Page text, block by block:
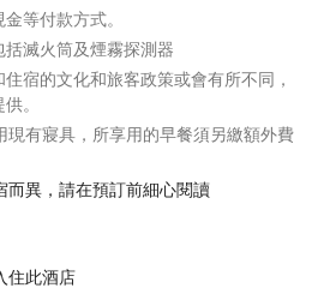
等付款方式。
滅火筒及煙霧探測器
宿的文化和旅客政策或會有所不同，
。
現有寢具，所享用的早餐須另繳額外費
而異，請在預訂前細心閱讀
住此酒店